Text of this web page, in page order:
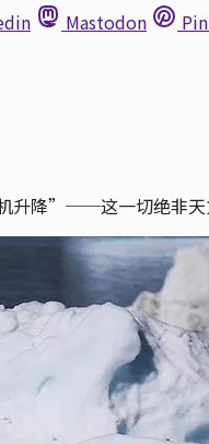
Mastodon
升降”──这一切绝非天